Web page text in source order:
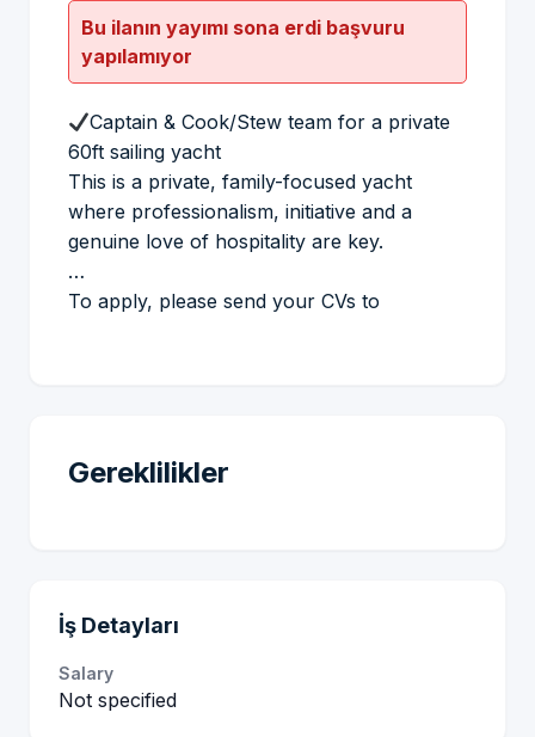
Bu ilanın yayımı sona erdi başvuru
yapılamıyor
Captain & Cook/Stew team for a private
60ft sailing yacht
This is a private, family-focused yacht
where professionalism, initiative and a
genuine love of hospitality are key.
…
To apply, please send your CVs to
Gereklilikler
İş Detayları
Salary
Not specified